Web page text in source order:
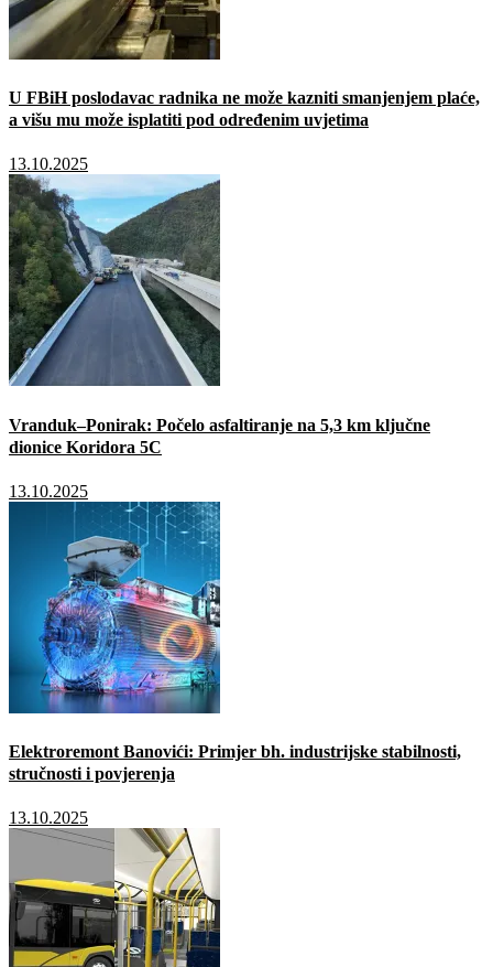
U FBiH poslodavac radnika ne može kazniti smanjenjem plaće,
a višu mu može isplatiti pod određenim uvjetima
13.10.2025
Vranduk–Ponirak: Počelo asfaltiranje na 5,3 km ključne
dionice Koridora 5C
13.10.2025
Elektroremont Banovići: Primjer bh. industrijske stabilnosti,
stručnosti i povjerenja
13.10.2025